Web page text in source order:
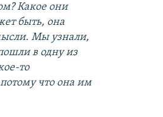
Какое они
быть, она
Мы узнали,
в одну из
то
что она им